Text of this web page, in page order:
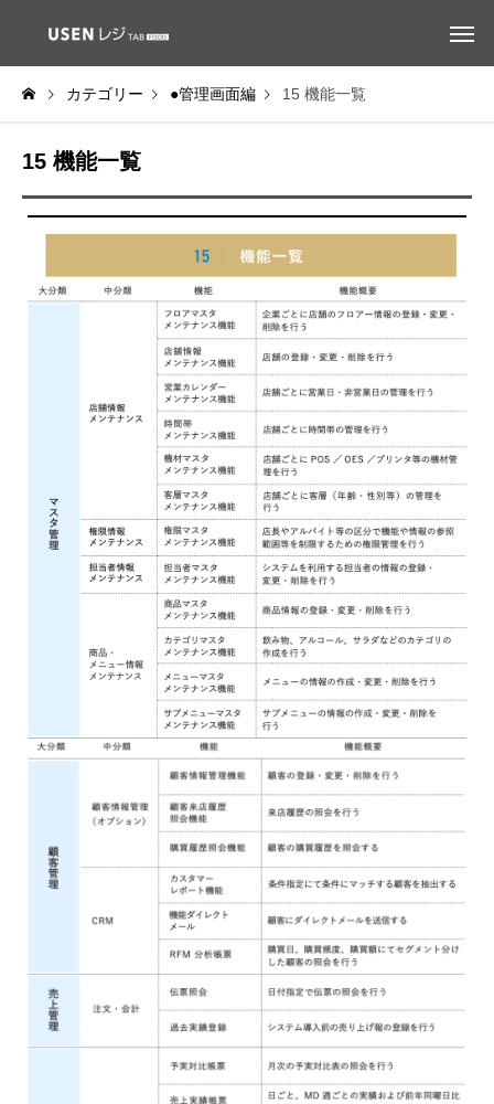
カテゴリー ●管理画面編 15 機能一覧
15 機能一覧